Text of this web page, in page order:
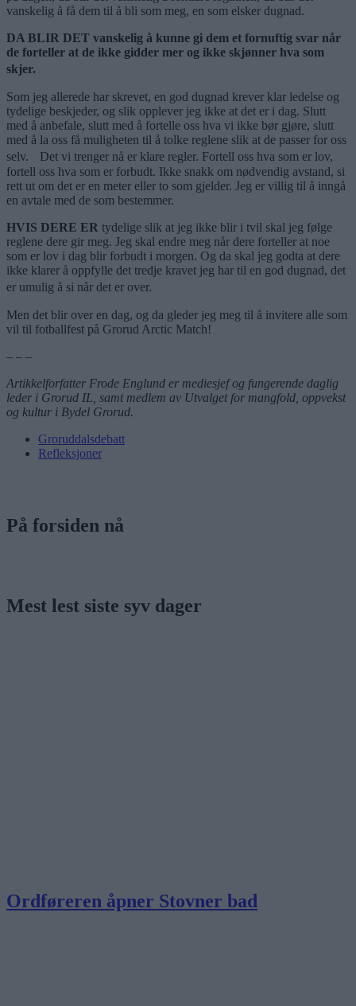
vanskelig å få dem til å bli som meg, en som elsker dugnad.
DA BLIR DET vanskelig å kunne gi dem et fornuftig svar når
de forteller at de ikke gidder mer og ikke skjønner hva som
skjer.
Som jeg allerede har skrevet, en god dugnad krever klar ledelse og
tydelige beskjeder, og slik opplever jeg ikke at det er i dag. Slutt
med å anbefale, slutt med å fortelle oss hva vi ikke bør gjøre, slutt
med å la oss få muligheten til å tolke reglene slik at de passer for oss
selv. Det vi trenger nå er klare regler. Fortell oss hva som er lov,
fortell oss hva som er forbudt. Ikke snakk om nødvendig avstand, si
rett ut om det er en meter eller to som gjelder. Jeg er villig til å inngå
en avtale med de som bestemmer.
HVIS DERE ER tydelige slik at jeg ikke blir i tvil skal jeg følge
reglene dere gir meg. Jeg skal endre meg når dere forteller at noe
som er lov i dag blir forbudt i morgen. Og da skal jeg godta at dere
ikke klarer å oppfylle det tredje kravet jeg har til en god dugnad, det
er umulig å si når det er over.
Men det blir over en dag, og da gleder jeg meg til å invitere alle som
vil til fotballfest på Grorud Arctic Match!
– – –
Artikkelforfatter Frode Englund er mediesjef og fungerende daglig
leder i Grorud IL, samt medlem av Utvalget for mangfold, oppvekst
og kultur i Bydel Grorud.
Groruddalsdebatt
Refleksjoner
På forsiden nå
Mest lest siste syv dager
Ordføreren åpner Stovner bad